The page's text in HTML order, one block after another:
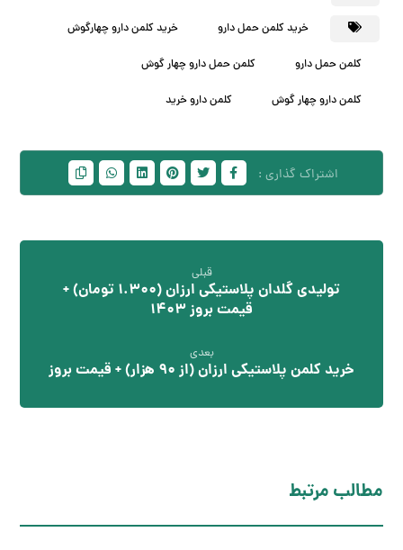
خرید کلمن حمل دارو خرید کلمن دارو چهارگوش
کلمن حمل دارو کلمن حمل دارو چهار گوش
کلمن دارو چهار گوش کلمن دارو خرید
قبلی
تولیدی گلدان پلاستیکی ارزان (1.300 تومان) +
قیمت بروز 1403
بعدی
خرید کلمن پلاستیکی ارزان (از 90 هزار) + قیمت بروز
مطالب مرتبط